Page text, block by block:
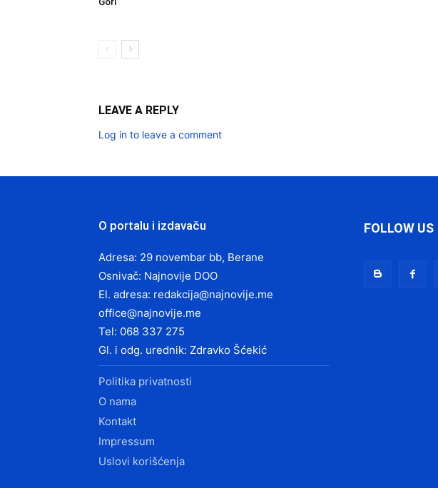
LEAVE A REPLY
Log in to leave a comment
O portalu i izdavaču
Adresa: 29 novembar bb, Berane
Osnivač: Najnovije DOO
El. adresa: redakcija@najnovije.me
office@najnovije.me
Tel: 068 337 275
Gl. i odg. urednik: Zdravko Šćekić
Politika privatnosti
O nama
Kontakt
Impressum
Uslovi korišćenja
FOLLOW US